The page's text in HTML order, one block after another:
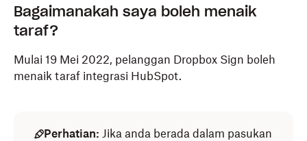
Bagaimanakah saya boleh menaik
taraf?
Mulai 19 Mei 2022, pelanggan Dropbox Sign boleh
menaik taraf integrasi HubSpot.
Perhatian: Jika anda berada dalam pasukan